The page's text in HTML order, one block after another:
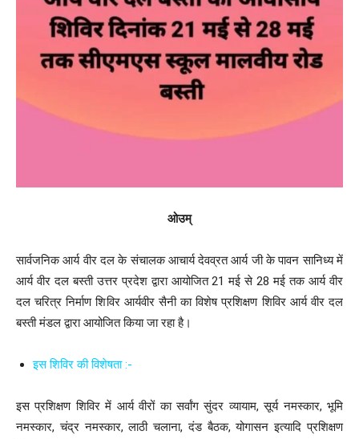
ओउम्
सार्वजनिक आर्य वीर दल के संचालक आचार्य देवव्रत आर्य जी के पावन सानिध्य में
आर्य वीर दल बस्ती उत्तर प्रदेश द्वारा आयोजित 21 मई से 28 मई तक आर्य वीर
दल चरित्र निर्माण शिविर आर्यवीर सैनी का विशेष प्रशिक्षण शिविर आर्य वीर दल
बस्ती मंडल द्वारा आयोजित किया जा रहा है।
इस शिविर की विशेषता :-
इस प्रशिक्षण शिविर में आर्य वीरों का सर्वांग सुंदर व्यायाम, सूर्य नमस्कार, भूमि
नमस्कार, चंद्र नमस्कार, लाठी चलाना, दंड बैठक, योगासन इत्यादि प्रशिक्षण